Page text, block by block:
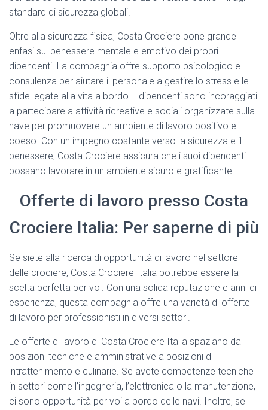
standard di sicurezza globali.
Oltre alla sicurezza fisica, Costa Crociere pone grande
enfasi sul benessere mentale e emotivo dei propri
dipendenti. La compagnia offre supporto psicologico e
consulenza per aiutare il personale a gestire lo stress e le
sfide legate alla vita a bordo. I dipendenti sono incoraggiati
a partecipare a attività ricreative e sociali organizzate sulla
nave per promuovere un ambiente di lavoro positivo e
coeso. Con un impegno costante verso la sicurezza e il
benessere, Costa Crociere assicura che i suoi dipendenti
possano lavorare in un ambiente sicuro e gratificante.
Offerte di lavoro presso Costa
Crociere Italia: Per saperne di più
Se siete alla ricerca di opportunità di lavoro nel settore
delle crociere, Costa Crociere Italia potrebbe essere la
scelta perfetta per voi. Con una solida reputazione e anni di
esperienza, questa compagnia offre una varietà di offerte
di lavoro per professionisti in diversi settori.
Le offerte di lavoro di Costa Crociere Italia spaziano da
posizioni tecniche e amministrative a posizioni di
intrattenimento e culinarie. Se avete competenze tecniche
in settori come l’ingegneria, l’elettronica o la manutenzione,
ci sono opportunità per voi a bordo delle navi. Inoltre, se